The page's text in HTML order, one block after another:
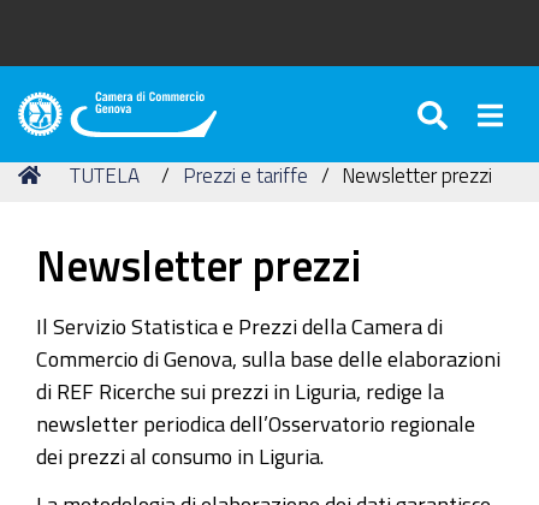
Camera
Commercio
Tu
Home
TUTELA Prezzi e tariffe Newsletter prezzi
Newsletter prezzi
Il Servizio Statistica e Prezzi della Camera di
Commercio di Genova, sulla base delle elaborazioni
di REF Ricerche sui prezzi in Liguria, redige la
newsletter periodica dell’Osservatorio regionale
dei prezzi al consumo in Liguria.